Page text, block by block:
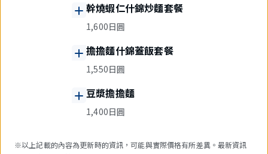
幹燒蝦仁什錦炒麵套餐
1,600日圓
擔擔麵什錦蓋飯套餐
1,550日圓
豆漿擔擔麵
1,400日圓
※以上記載的內容為更新時的資訊，可能與實際價格有所差異。最新資訊